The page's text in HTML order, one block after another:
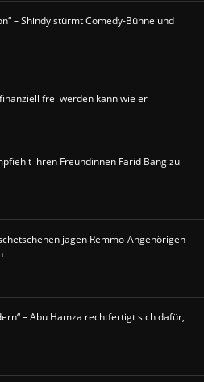
– Shindy stürmt Comedy-Bühne und
frei werden kann wie er
ihren Freundinnen Farid Bang zu
jagen Remmo-Angehörigen
– Abu Hamza rechtfertigt sich dafür,